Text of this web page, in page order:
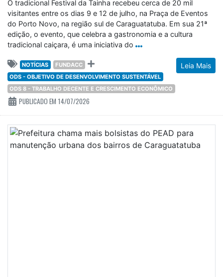
tradicional caiçara, é uma iniciativa do
Leia Mais
NOTÍCIAS
FUNDACC
ODS - OBJETIVO DE DESENVOLVIMENTO SUSTENTÁVEL
ODS 8 - TRABALHO DECENTE E CRESCIMENTO ECONÔMICO
PUBLICADO EM 14/07/2026